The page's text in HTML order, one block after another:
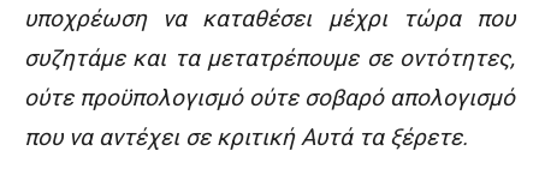
υποχρέωση να καταθέσει μέχρι τώρα που
συζητάμε και τα μετατρέπουμε σε οντότητες,
ούτε προϋπολογισμό ούτε σοβαρό απολογισμό
που να αντέχει σε κριτική Αυτά τα ξέρετε.